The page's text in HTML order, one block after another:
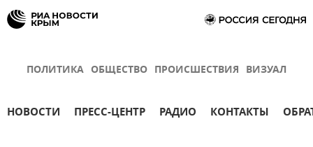
ПОЛИТИКА ОБЩЕСТВО ПРОИСШЕСТВИЯ ВИЗУАЛ
НОВОСТИ ПРЕСС-ЦЕНТР РАДИО КОНТАКТЫ